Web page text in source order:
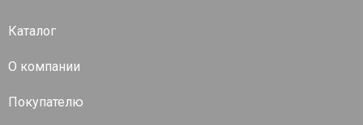
Каталог
О компании
Покупателю